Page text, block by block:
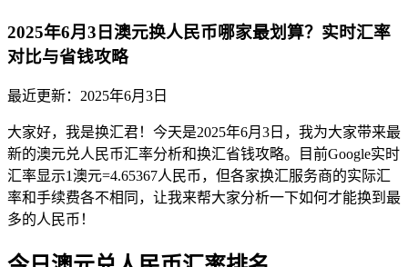
2025年6月3日澳元换人民币哪家最划算？实时汇率
对比与省钱攻略
最近更新： 2025年6月3日
大家好，我是换汇君！今天是2025年6月3日，我为大家带来最
新的澳元兑人民币汇率分析和换汇省钱攻略。目前Google实时
汇率显示1澳元=4.65367人民币，但各家换汇服务商的实际汇
率和手续费各不相同，让我来帮大家分析一下如何才能换到最
多的人民币！